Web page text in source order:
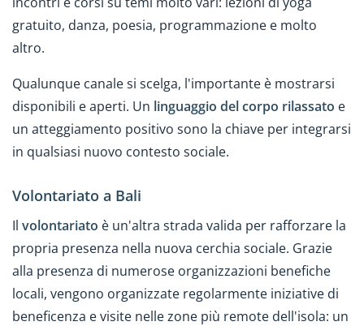
gratuito, danza, poesia, programmazione e molto
altro.
Qualunque canale si scelga, l'importante è mostrarsi
disponibili e aperti. Un linguaggio del corpo rilassato e
un atteggiamento positivo sono la chiave per integrarsi
in qualsiasi nuovo contesto sociale.
Volontariato a Bali
Il volontariato è un'altra strada valida per rafforzare la
propria presenza nella nuova cerchia sociale. Grazie
alla presenza di numerose organizzazioni benefiche
locali, vengono organizzate regolarmente iniziative di
beneficenza e visite nelle zone più remote dell'isola: un